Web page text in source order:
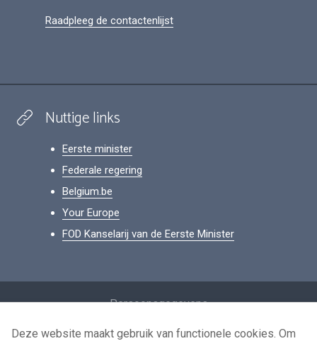
Raadpleeg de contactenlijst
Nuttige links
Eerste minister
Federale regering
Belgium.be
Your Europe
FOD Kanselarij van de Eerste Minister
Persoonsgegevens
Voorwaarden voor het hergebruik
Deze website maakt gebruik van functionele cookies. Om